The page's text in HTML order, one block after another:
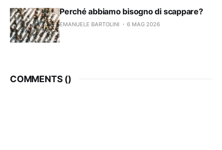
Perché abbiamo bisogno di scappare?
EMANUELE BARTOLINI 6 MAG 2026
COMMENTS ()